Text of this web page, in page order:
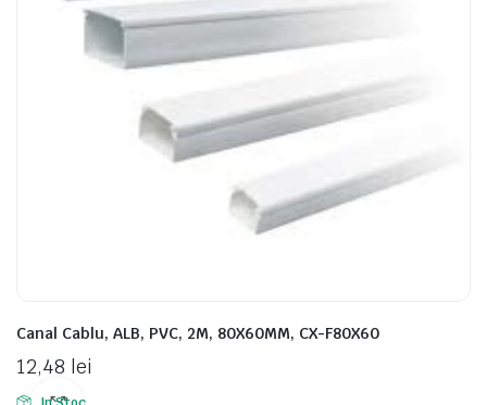
Canal Cablu, ALB, PVC, 2M, 80X60MM, CX-F80X60
12,48 lei